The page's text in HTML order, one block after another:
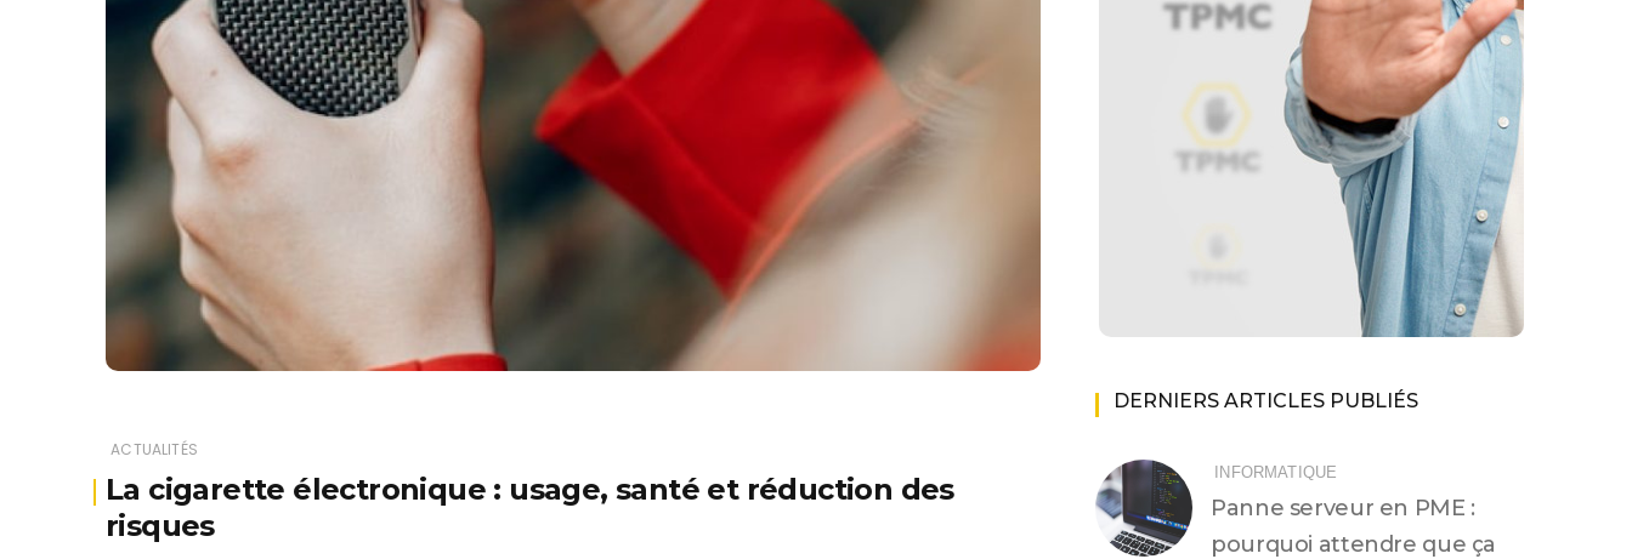
ACTUALITÉS
La cigarette électronique : usage, santé et réduction des
risques
DERNIERS ARTICLES PUBLIÉS
INFORMATIQUE
Panne serveur en PME :
pourquoi attendre que ça